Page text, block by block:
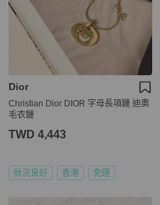
Dior
Christian Dior DIOR 字母長項鏈 迪奧
毛衣鏈
TWD 4,443
狀況良好 香港 免運